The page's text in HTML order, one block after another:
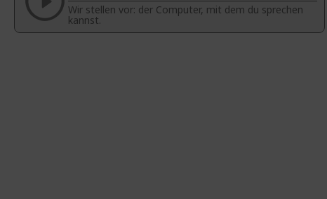
Wir stellen vor: der Computer, mit dem du sprechen
kannst.